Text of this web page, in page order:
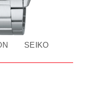
SEIKO